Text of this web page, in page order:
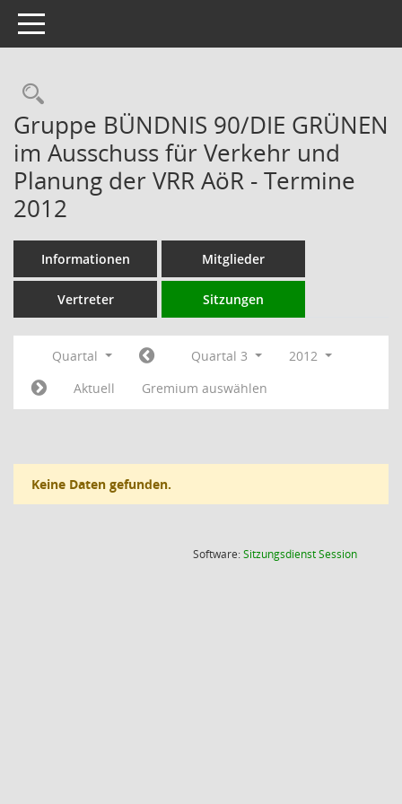
Toggle navigation
Rechercheauswahl
Gruppe BÜNDNIS 90/DIE GRÜNEN
im Ausschuss für Verkehr und
Planung der VRR AöR - Termine
2012
Informationen Mitglieder
Vertreter Sitzungen
Quartal Quartal 3
2012
Aktuell
Gremium auswählen
Keine Daten gefunden.
Software:SitzungsdienstSession(Wird in